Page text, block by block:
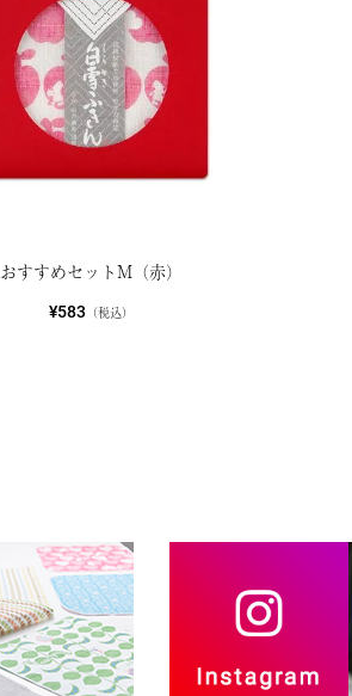
おすすめセットM（赤）
¥583 （税込）